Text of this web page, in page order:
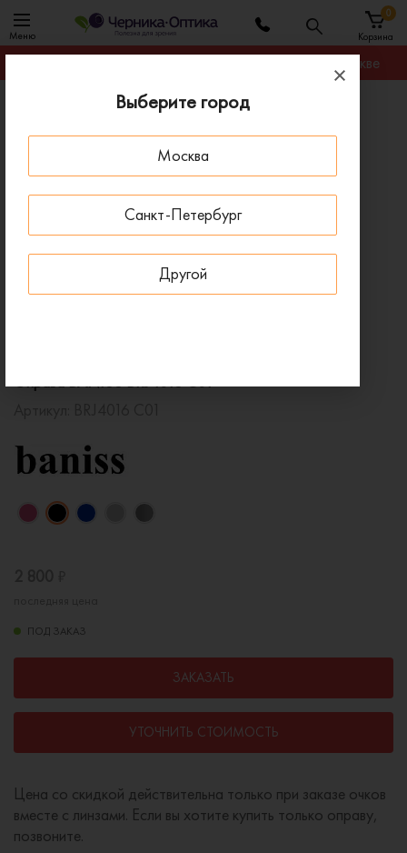
Выберите город
Москва
Санкт-Петербург
Другой
Меню Корзина
0
Гарантируем лучшую цену на любую оправу в Москве
Оправы для очков
Оправа BANISS BRJ4016 C01
ПОД ЗАКАЗ
ЗАКАЗАТЬ
УТОЧНИТЬ СТОИМОСТЬ
Цена со скидкой действительна только при заказе очков
вместе с линзами. Если вы хотите купить только оправу,
позвоните.
ПОД ЗАКАЗ